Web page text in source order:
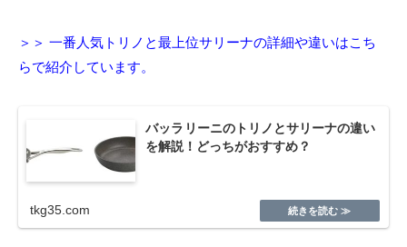
＞＞ 一番人気トリノと最上位サリーナの詳細や違いはこち
らで紹介しています。
バッラリーニのトリノとサリーナの違い
を解説！どっちがおすすめ？
tkg35.com